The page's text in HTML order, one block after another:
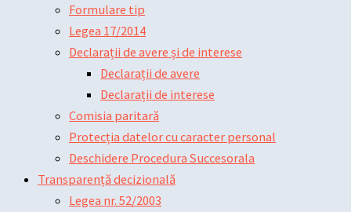
Formulare tip
Legea 17/2014
Declarații de avere și de interese
Declarații de avere
Declarații de interese
Comisia paritară
Protecția datelor cu caracter personal
Deschidere Procedura Succesorala
Transparență decizională
Legea nr. 52/2003